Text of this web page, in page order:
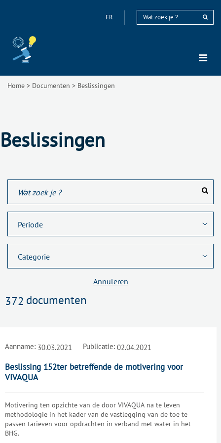
FR
Home > Documenten > Beslissingen
Beslissingen
Annuleren
372 documenten
Aanname: 30.03.2021 Publicatie: 02.04.2021
Beslissing 152ter betreffende de motivering voor
VIVAQUA
Motivering ten opzichte van de door VIVAQUA na te leven
methodologie in het kader van de vastlegging van de toe te
passen tarieven voor opdrachten in verband met water in het
BHG.